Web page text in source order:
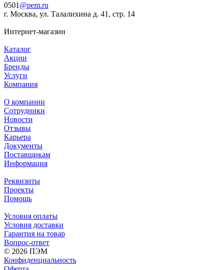
0501 @pem.ru
г. Москва, ул. Талалихина д. 41, стр. 14
Интернет-магазин
Каталог
Акции
Бренды
Услуги
Компания
О компании
Сотрудники
Новости
Отзывы
Карьера
Документы
Поставщикам
Информация
Реквизиты
Проекты
Помощь
Условия оплаты
Условия доставки
Гарантия на товар
Вопрос-ответ
© 2026 ПЭМ
Конфиденциальность